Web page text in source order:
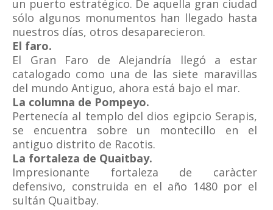
un puerto estratégico. De aquella gran ciudad
sólo algunos monumentos han llegado hasta
nuestros días, otros desaparecieron.
El faro.
El Gran Faro de Alejandría llegó a estar
catalogado como una de las siete maravillas
del mundo Antiguo, ahora está bajo el mar.
La columna de Pompeyo.
Pertenecía al templo del dios egipcio Serapis,
se encuentra sobre un montecillo en el
antiguo distrito de Racotis.
La fortaleza de Quaitbay.
Impresionante fortaleza de caràcter
defensivo, construida en el año 1480 por el
sultán Quaitbay.